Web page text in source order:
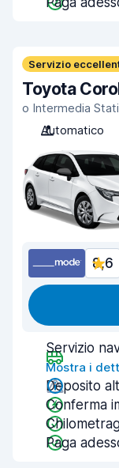
Servizio
Toyota
o Intermedia
Automatico
8,6
Servizio
Mostra i
Deposito
Conferma
Paga